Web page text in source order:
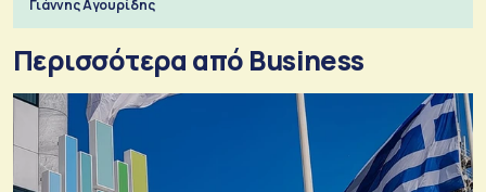
Γιάννης Αγουρίδης
Περισσότερα από Business